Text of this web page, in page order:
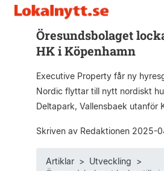
Öresundsbolaget
HK i Köpenhamn
Executive Property får ny
Nordic flyttar till nytt nordiskt
Deltapark, Vallensbaek utanför
Skriven av Redaktionen 2025-
Artiklar> Utveckling >